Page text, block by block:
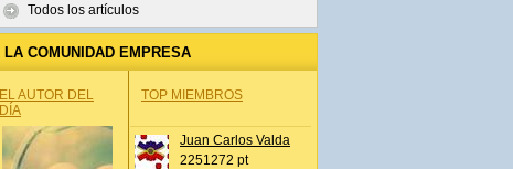
Todos los artículos
LA COMUNIDAD EMPRESA
EL AUTOR DEL
DÍA
TOP MIEMBROS
Juan Carlos Valda
2251272 pt